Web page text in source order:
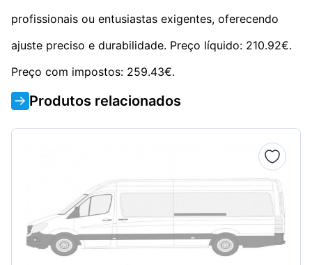
profissionais ou entusiastas exigentes, oferecendo
ajuste preciso e durabilidade. Preço líquido: 210.92€.
Preço com impostos: 259.43€.
Produtos relacionados